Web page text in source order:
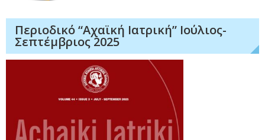
Περιοδικό “Αχαϊκή Ιατρική” Ιούλιος-
Σεπτέμβριος 2025